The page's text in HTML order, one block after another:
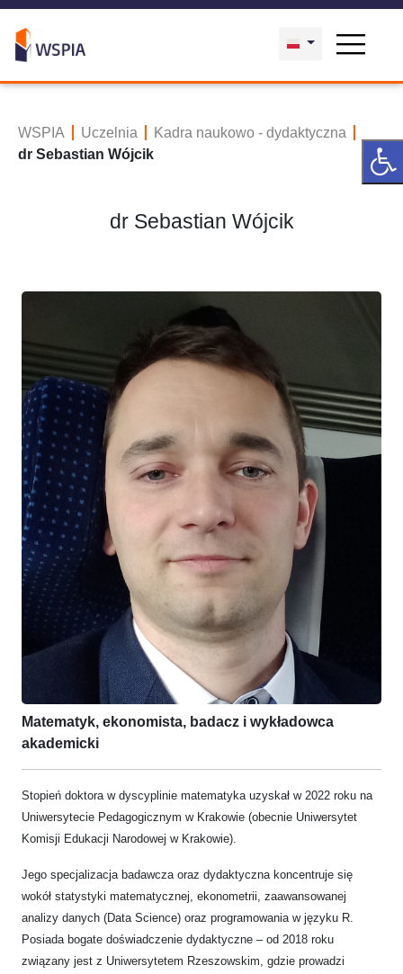
WSPIA Uczelnia
Kadra naukowo - dydaktyczna
dr Sebastian Wójcik
dr Sebastian Wójcik
Matematyk, ekonomista, badacz i wykładowca
akademicki
Stopień doktora w dyscyplinie matematyka uzyskał w 2022 roku na
Uniwersytecie Pedagogicznym w Krakowie (obecnie Uniwersytet
Komisji Edukacji Narodowej w Krakowie).
Jego specjalizacja badawcza oraz dydaktyczna koncentruje się
wokół statystyki matematycznej, ekonometrii, zaawansowanej
analizy danych (Data Science) oraz programowania w języku R.
Posiada bogate doświadczenie dydaktyczne – od 2018 roku
związany jest z Uniwersytetem Rzeszowskim, gdzie prowadzi